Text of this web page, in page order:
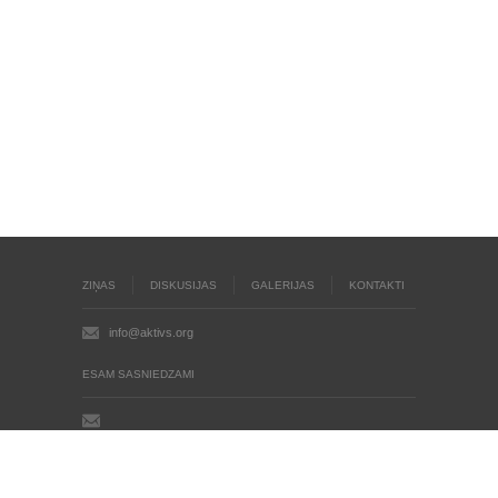
ZIŅAS DISKUSIJAS GALERIJAS KONTAKTI
info@aktivs.org
ESAM SASNIEDZAMI